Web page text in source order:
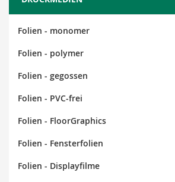
Folien - monomer
Folien - polymer
Folien - gegossen
Folien - PVC-frei
Folien - FloorGraphics
Folien - Fensterfolien
Folien - Displayfilme